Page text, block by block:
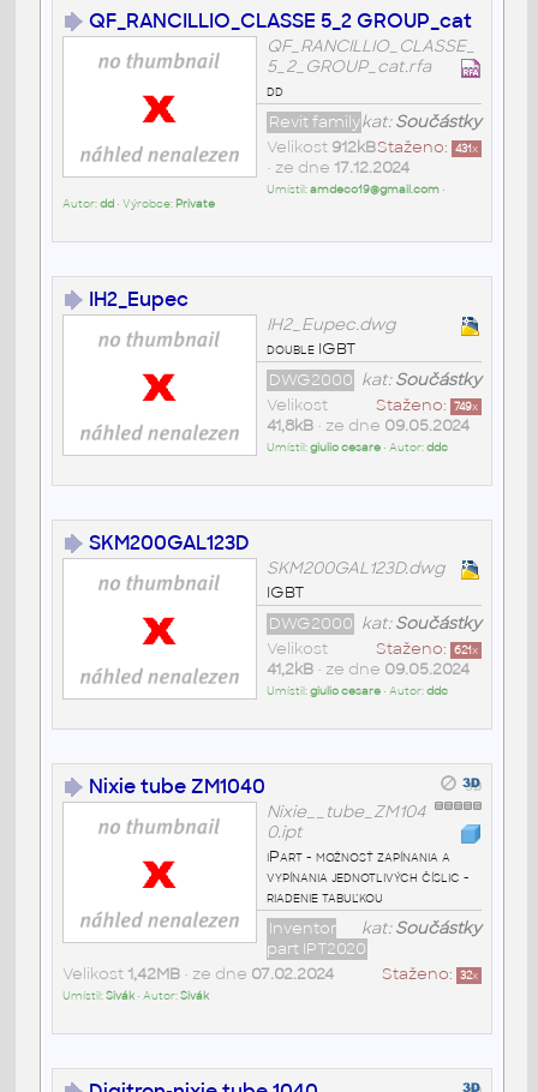
QF_RANCILLIO_CLASSE 5_2 GROUP_cat
QF_RANCILLIO_CLASSE_
5_2_GROUP_cat.rfa
dd
kat:Součástky
Revit family
Staženo: 431x
Velikost 912kB
• ze dne 17.12.2024
Umístil:amdeco19@gmail.com•
Autor:dd• Výrobce: Private
IH2_Eupec
IH2_Eupec.dwg
double IGBT
kat:Součástky
DWG2000
Staženo: 749x
Velikost
41,8kB• ze dne 09.05.2024
Umístil:giulio cesare• Autor:ddc
SKM200GAL123D
SKM200GAL123D.dwg
IGBT
kat:Součástky
DWG2000
Staženo: 621x
Velikost
41,2kB• ze dne 09.05.2024
Umístil:giulio cesare• Autor:ddc
Nixie tube ZM1040
Nixie__tube_ZM104
0.ipt
iPart - možnosť zapínania a
vypínania jednotlivých číslic -
riadenie tabuľkou
kat:Součástky
Inventor
part IPT2020
Staženo: 32x
Velikost 1,42MB• ze dne 07.02.2024
Umístil:Sivák• Autor:Sivák